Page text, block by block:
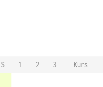
S 1 2 3
Kurs